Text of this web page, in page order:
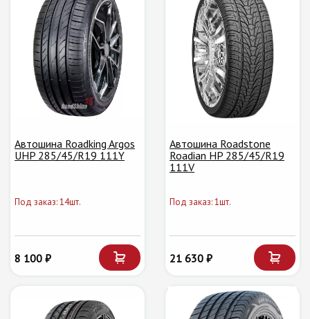
Автошина Roadking Argos
UHP 285/45/R19 111Y
Под заказ: 14шт.
8 100 ₽
Автошина Roadstone
Roadian HP 285/45/R19
111V
Под заказ: 1шт.
21 630 ₽